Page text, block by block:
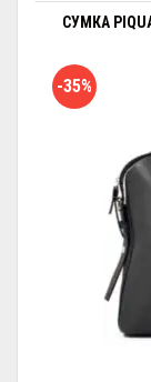
СУМКА
-35%